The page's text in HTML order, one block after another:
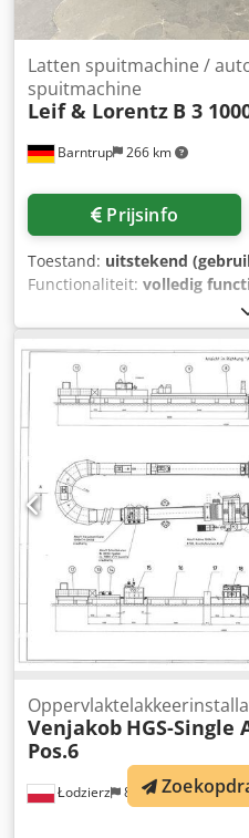
Barntrup 266 km
Latten spuitmachine /
spuitmachine
Leif & Lorentz B 3
Prijsinfo
Toestand: uitstekend
Functionaliteit: volledig
, Spuitautomaat
Geschikt voor waterlakken
Werkbreedte: 1000 mm
Voorbereid voor 1 pomp en 5
traploos regelbaar,
(transportbanden
lakterugwinning: lak, beits
kan worden hergebruikt
Geïntegreerd filtersysteem
gereinigd en technisch
in inzetklare staat. Levertijd:
Łodzierz 807 km
Venjakob HGS-Single
Pos.6